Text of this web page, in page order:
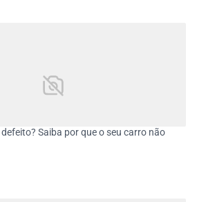
Saiba por que o seu carro não